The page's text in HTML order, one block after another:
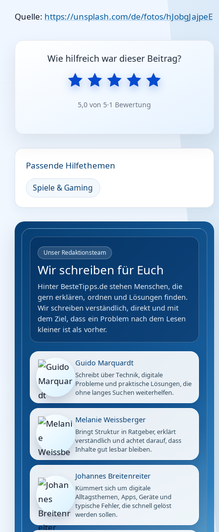
Quelle: https://unsplash.com/de/fotos/hJobgJajpeE
Wie hilfreich war dieser Beitrag?
5,0 von 5·1 Bewertung
Passende Hilfethemen
Spiele & Gaming
Unser Redaktionsteam
Wir schreiben für Euch
Hinter BesteTipps.de stehen Menschen, die
gern erklären, ordnen und Lösungen finden.
Wir schreiben verständlich, direkt und mit
dem Ziel, dass ein Problem nach dem Lesen
kleiner ist als vorher.
Guido Marquardt
Schreibt über Technik, digitale
Probleme und praktische Lösungen, die
ohne langes Suchen weiterhelfen.
Melanie Weissberger
Bringt Struktur in Ratgeber, erklärt
verständlich und achtet darauf, dass
Inhalte gut lesbar bleiben.
Johannes Breitenreiter
Kümmert sich um digitale
Alltagsthemen, Apps, Geräte und
typische Fehler, die schnell gelöst
werden sollen.